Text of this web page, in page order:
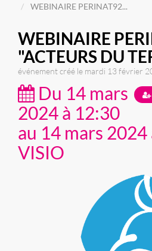
WEBINAIRE PERINAT92...
WEBINAIRE
"ACTEURS DU
événement créé le mardi 13 février
Du 14 mars
2024 à 12:30
au 14 mars 2024
VISIO